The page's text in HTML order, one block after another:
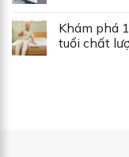
Khám phá
tuổi chất